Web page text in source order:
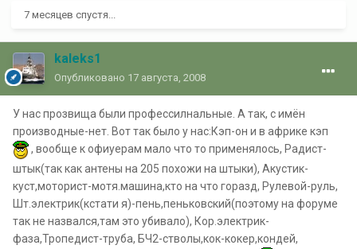
7 месяцев спустя...
kaleks1
Опубликовано 17 августа, 2008
У нас прозвища были профессилнальные. А так, с имён
производные-нет. Вот так было у нас:Кэп-он и в африке кэп
, вообще к офиуерам мало что то применялось, Радист-
штык(так как антены на 205 похожи на штыки), Акустик-
куст,моторист-мотя.машина,кто на что горазд, Рулевой-руль,
Шт.электрик(кстати я)-пень,пеньковский(поэтому на форуме
так не назвался,там это убивало), Кор.электрик-
фаза,Тропедист-труба, БЧ2-стволы,кок-кокер,кондей,